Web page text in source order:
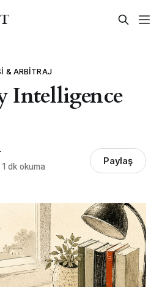
& ARBITRAJ
Intelligence
dk okuma Paylaş